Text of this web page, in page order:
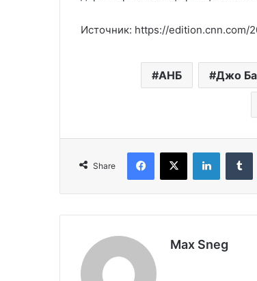
Источник: https://
АНБ Джо
Share
Max Sneg